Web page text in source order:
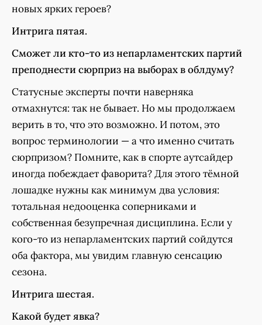
новых ярких героев?
Интрига пятая.
Сможет ли кто-то из непарламентских партий
преподнести сюрприз на выборах в облдуму?
Статусные эксперты почти наверняка
отмахнутся: так не бывает. Но мы продолжаем
верить в то, что это возможно. И потом, это
вопрос терминологии — а что именно считать
сюрпризом? Помните, как в спорте аутсайдер
иногда побеждает фаворита? Для этого тёмной
лошадке нужны как минимум два условия:
тотальная недооценка соперниками и
собственная безупречная дисциплина. Если у
кого-то из непарламентских партий сойдутся
оба фактора, мы увидим главную сенсацию
сезона.
Интрига шестая.
Какой будет явка?